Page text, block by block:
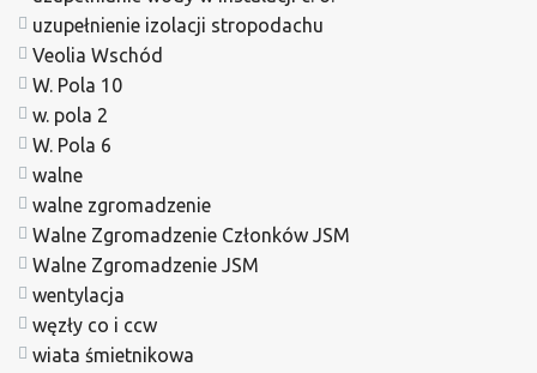
uzupełnienie izolacji stropodachu
Veolia Wschód
W. Pola 10
w. pola 2
W. Pola 6
walne
walne zgromadzenie
Walne Zgromadzenie Członków JSM
Walne Zgromadzenie JSM
wentylacja
węzły co i ccw
wiata śmietnikowa